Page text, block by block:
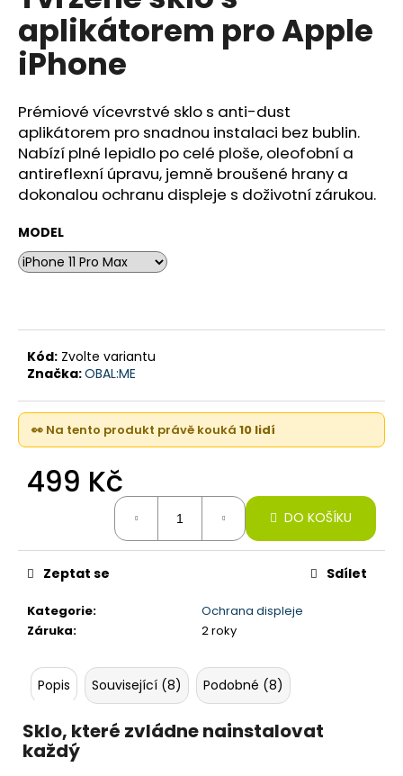
z
5
hvězdiček.
aplikátorem pro Apple
iPhone
Prémiové vícevrstvé sklo s anti-dust
aplikátorem pro snadnou instalaci bez bublin.
Nabízí plné lepidlo po celé ploše, oleofobní a
antireflexní úpravu, jemně broušené hrany a
dokonalou ochranu displeje s doživotní zárukou.
MODEL
Kód: Zvolte variantu
Značka:OBAL:ME
👀 Na tento produkt právě kouká 10 lidí
499 Kč
DO KOŠÍKU
Kategorie:
Ochrana displeje
Záruka: 2 roky
Zeptat se Sdílet
Popis Související (8) Podobné (8)
Sklo, které zvládne nainstalovat
každý
a
j
í
?
HLEDAT
p
o
u
č
u
j
m
IPHONE
16
128GB,
DESERT
TITAN
A-)
990
Kč